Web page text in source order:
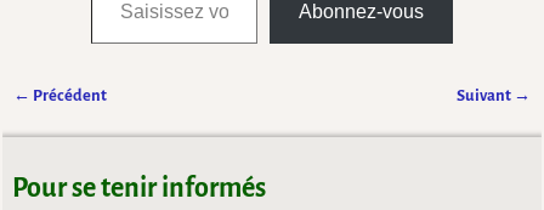
Abonnez-vous
← Précédent Suivant →
Pour se tenir informés